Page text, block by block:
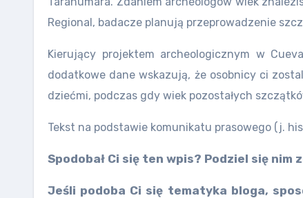
Regional, badacze planują przeprowadzenie
Kierujący projektem archeologicznym w
dodatkowe dane wskazują, że osobnicy ci
dziećmi, podczas gdy wiek pozostałych
Tekst na podstawie komunikatu prasowego (j.
Spodobał Ci się ten wpis? Podziel się
Jeśli podoba Ci się tematyka bloga,